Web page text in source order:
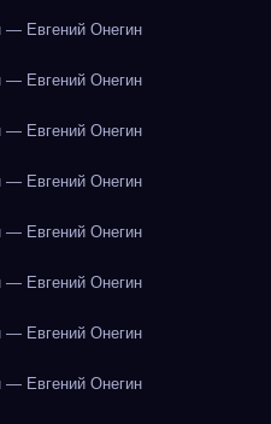
— Евгений Онегин
— Евгений Онегин
— Евгений Онегин
— Евгений Онегин
— Евгений Онегин
— Евгений Онегин
— Евгений Онегин
— Евгений Онегин